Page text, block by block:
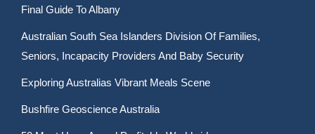
Final Guide To Albany
Australian South Sea Islanders Division Of Families,
Seniors, Incapacity Providers And Baby Security
Exploring Australias Vibrant Meals Scene
Bushfire Geoscience Australia